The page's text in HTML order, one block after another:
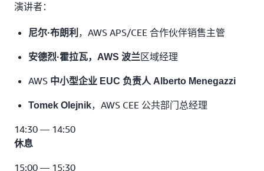
演讲者：
尼尔·布朗利 ，AWS APS/CEE 合作伙伴销售主管
安德烈·霍拉瓦，AWS 波兰区域经理
AWS 中小型企业 EUC 负责人 Alberto Menegazzi
Tomek Olejnik，AWS CEE 公共部门总经理
14:30 — 14:50
休息
15:00 — 15:30